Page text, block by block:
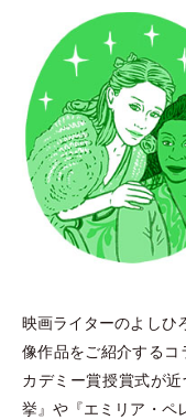
映画ライターのよしひ
像作品をご紹介するコ
カデミー賞授賞式が
挙』や『エミリア ・ ペ